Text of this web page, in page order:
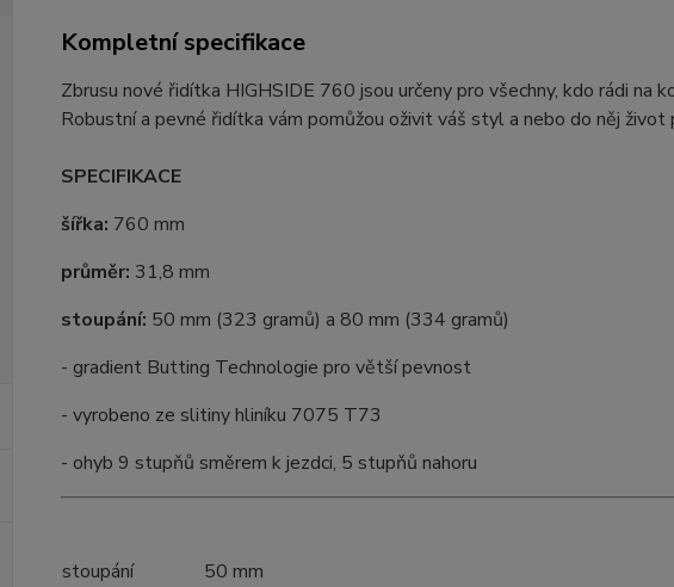
Kompletní specifikace
Zbrusu nové řidítka HIGHSIDE 760 jsou určeny pro všechny, kdo rádi
Robustní a pevné řidítka vám pomůžou oživit váš styl a nebo do něj život
SPECIFIKACE
šířka: 760 mm
průměr: 31,8 mm
stoupání: 50 mm (323 gramů) a 80 mm (334 gramů)
- gradient Butting Technologie pro větší pevnost
- vyrobeno ze slitiny hliníku 7075 T73
- ohyb 9 stupňů směrem k jezdci, 5 stupňů nahoru
stoupání
50 mm